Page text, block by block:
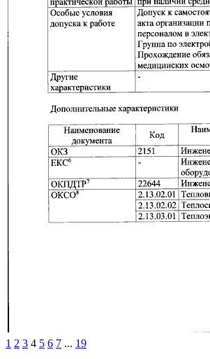
1 2 3 4 5 6 7 ... 19